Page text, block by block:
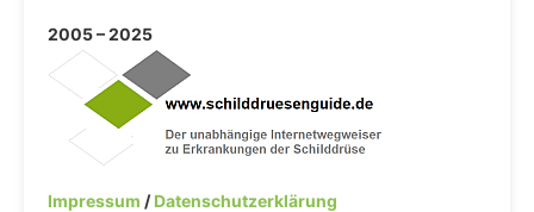
2005 – 2025
Impressum /Datenschutzerklärung